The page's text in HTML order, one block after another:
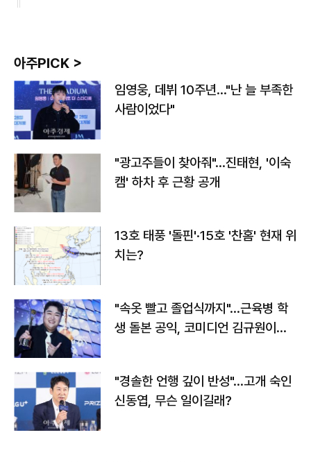
아주PICK >
임영웅, 데뷔 10주년…"난 늘 부족한
사람이었다"
"광고주들이 찾아줘"…진태현, '이숙
캠' 하차 후 근황 공개
13호 태풍 '돌핀'·15호 '찬홈' 현재 위
치는?
"속옷 빨고 졸업식까지"…근육병 학
생 돌본 공익, 코미디언 김규원이었
"경솔한 언행 깊이 반성"…고개 숙인
신동엽, 무슨 일이길래?